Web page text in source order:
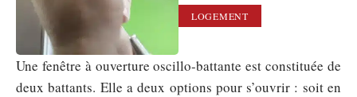
LOGEMENT
Une fenêtre à ouverture oscillo-battante est constituée de
deux battants. Elle a deux options pour s’ouvrir : soit en